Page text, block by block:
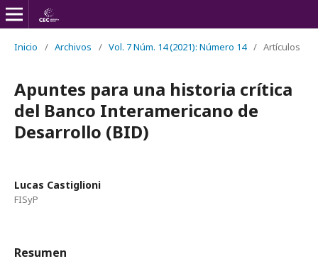
Inicio / Archivos / Vol. 7 Núm. 14 (2021): Número 14 / Artículos
Apuntes para una historia crítica
del Banco Interamericano de
Desarrollo (BID)
Lucas Castiglioni
FISyP
Resumen